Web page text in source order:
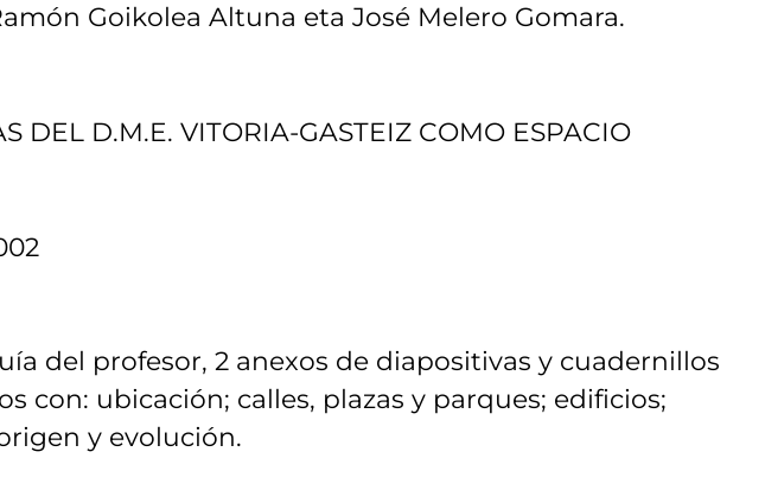
Goikolea Altuna eta José Melero Gomara.
DEL D.M.E. VITORIA-GASTEIZ COMO ESPACIO
del profesor, 2 anexos de diapositivas y cuadernillos
con: ubicación; calles, plazas y parques; edificios;
y evolución.